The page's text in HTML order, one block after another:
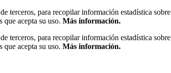
terceros, para recopilar información estadística
que acepta su uso. Más información.
terceros, para recopilar información estadística
que acepta su uso. Más información.